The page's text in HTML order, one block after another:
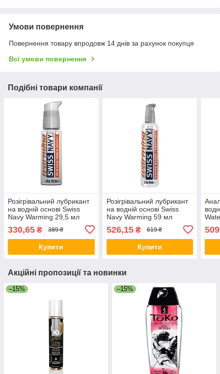
Умови повернення
Повернення товару впродовж 14 днів за рахунок покупця
Всі умови повернення
Подібні товари компанії
Розігрівальний лубрикант
на водній основі Swiss
Navy Warming 29,5 мл
330,65 ₴ 389 ₴
Купити
Розігрівальний лубрикант
на водній основі Swiss
Navy Warming 59 мл
526,15₴ 619 ₴
Купити
Акційні пропозиції та новинки
–15% –15%